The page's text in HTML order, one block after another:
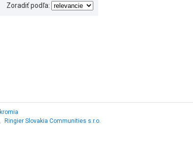
Zoradiť podľa:
Ringier Slovakia Communities s.r.o.